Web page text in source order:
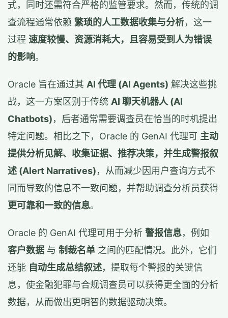
式，同时还需符合严格的监管要求。然而，传统的调
查流程通常依赖 繁琐的人工数据收集与分析，这一
过程 速度较慢、资源消耗大，且容易受到人为错误
的影响。
Oracle 旨在通过其 AI 代理 (AI Agents) 解决这些挑
战，这一方案区别于传统 AI 聊天机器人 (AI
Chatbots)，后者通常需要调查员在恰当的时机提出
特定问题。相比之下，Oracle 的 GenAI 代理可 主动
提供分析见解、收集证据、推荐决策，并生成警报叙
述 (Alert Narratives)，从而减少因用户查询方式不
同而导致的信息不一致问题，并帮助调查分析员获得
更可靠和一致的信息。
Oracle 的 GenAI 代理可用于分析 警报信息，例如
客户数据 与 制裁名单 之间的匹配情况。此外，它们
还能 自动生成总结叙述，提取每个警报的关键信
息，使金融犯罪与合规调查员可以获得更全面的分析
数据，从而做出更明智的数据驱动决策。